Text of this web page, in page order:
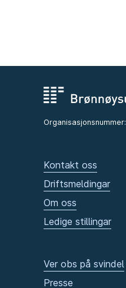
Organisasjonsnummer:
Kontakt oss
Driftsmeldingar
Om oss
Ledige stillingar
Ver obs på svindel
Presse